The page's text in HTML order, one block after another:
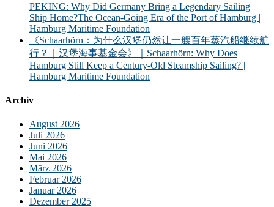
PEKING: Why Did Germany Bring a Legendary Sailing
Ship Home?The Ocean-Going Era of the Port of Hamburg |
Hamburg Maritime Foundation
《Schaarhörn：为什么汉堡仍然让一艘百年蒸汽船继续航
行？｜汉堡海事基金会》｜Schaarhörn: Why Does
Hamburg Still Keep a Century-Old Steamship Sailing? |
Hamburg Maritime Foundation
Archiv
August 2026
Juli 2026
Juni 2026
Mai 2026
März 2026
Februar 2026
Januar 2026
Dezember 2025